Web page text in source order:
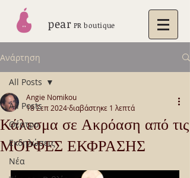
pear PR boutique
Ανάρτηση
All Posts
Θέατρο
Εκδηλώσεις
Νέα
All Posts
Κάλεσμα σε Ακρόαση από τις
ΜΟΡΦΕΣ ΕΚΦΡΑΣΗΣ
Angie Nomikou
18 Σεπ 2024διαβάστηκε 1 λεπτά